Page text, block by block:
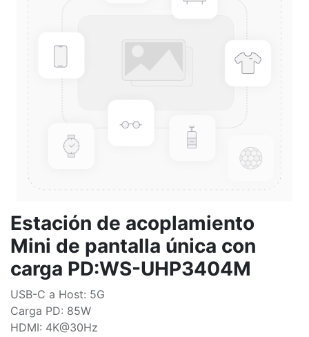
Estación de acoplamiento
Mini de pantalla única con
carga PD:WS-UHP3404M
USB-C a Host: 5G
Carga PD: 85W
HDMI: 4K@30Hz